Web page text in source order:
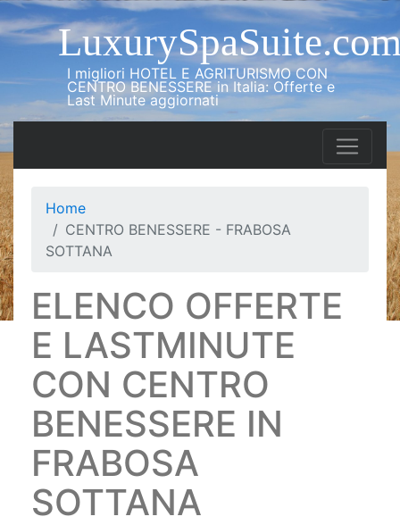
I migliori HOTEL E AGRITURISMO CON
CENTRO BENESSERE in Italia: Offerte e
Last Minute aggiornati
Home
CENTRO BENESSERE - FRABOSA
SOTTANA
ELENCO OFFERTE
E LASTMINUTE
CON CENTRO
BENESSERE IN
FRABOSA
SOTTANA